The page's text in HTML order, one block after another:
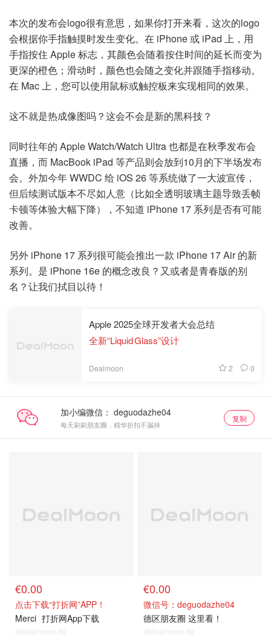
本次的发布会logo很有意思，如果你打开来看，这次的logo
会根据你手指触摸时发生变化。在 iPhone 或 iPad 上，用
手指按住 Apple 标志，其颜色会随着按住时间的延长而变为
更深的橙色；滑动时，颜色也会随之变化并跟随手指移动。
在 Mac 上，您可以使用鼠标或触控板来实现相同的效果。
这不就是热成像图吗？这会不会是新的黑科技？
同时往年的 Apple Watch/Watch Ultra 也都是在秋季发布会
直播，而 MacBook iPad 等产品则会放到10月的下半场发布
会。外加今年 WWDC 给 iOS 26 等系统做了一大波宣传，
但后续测试版本不尽如人意（比如全透明玻璃主题导致丢帧
卡顿等体验大幅下降），不知道 iPhone 17 系列是否有可能
改善。
另外 iPhone 17 系列很可能会推出一款 iPhone 17 Air 的新
系列。是 iPhone 16e 的概念改良？又或者是青春版的别
名？让我们拭目以待！
Apple 2025全球开发者大会总结
全新“Liquid Glass”设计
Dealmoon 2 0
加小编微信：
每天刷刷朋友圈，精华折扣不漏掉
复制
€0.00
点击下载“打折网”APP！
Merci 打折网App下载
@dealmoon.de
€0.00
微信号：deguodazhe04
德区朋友圈 这里看！
@dealmoon.de